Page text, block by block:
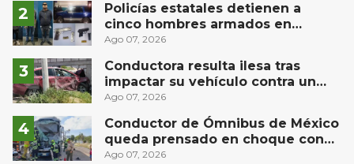
Policías estatales detienen a
cinco hombres armados en
Puebla capital
Ago 07, 2026
Conductora resulta ilesa tras
impactar su vehículo contra un
muro en Huimilpan
Ago 07, 2026
Conductor de Ómnibus de México
queda prensado en choque con
materialista en San Juan del Río
Ago 07, 2026